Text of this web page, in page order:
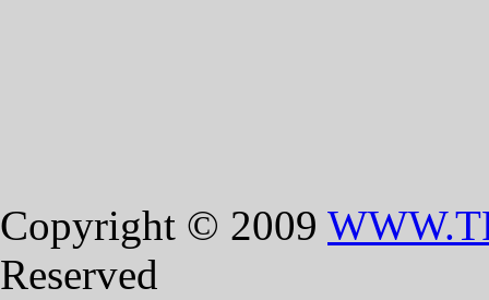
Copyright © 2009
Reserved